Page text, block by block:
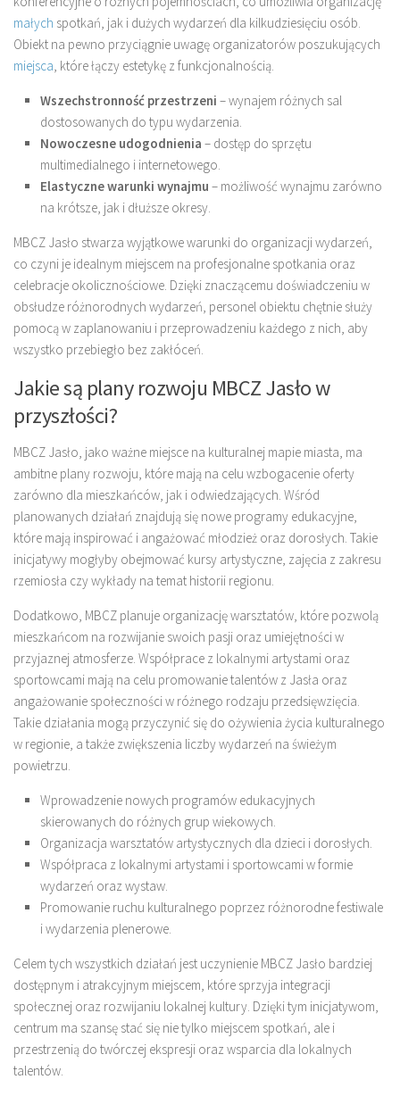
małych spotkań, jak i dużych wydarzeń dla kilkudziesięciu osób.
Obiekt na pewno przyciągnie uwagę organizatorów poszukujących
miejsca, które łączy estetykę z funkcjonalnością.
Wszechstronność przestrzeni – wynajem różnych sal
dostosowanych do typu wydarzenia.
Nowoczesne udogodnienia – dostęp do sprzętu
multimedialnego i internetowego.
Elastyczne warunki wynajmu – możliwość wynajmu zarówno
na krótsze, jak i dłuższe okresy.
MBCZ Jasło stwarza wyjątkowe warunki do organizacji wydarzeń,
co czyni je idealnym miejscem na profesjonalne spotkania oraz
celebracje okolicznościowe. Dzięki znaczącemu doświadczeniu w
obsłudze różnorodnych wydarzeń, personel obiektu chętnie służy
pomocą w zaplanowaniu i przeprowadzeniu każdego z nich, aby
wszystko przebiegło bez zakłóceń.
Jakie są plany rozwoju MBCZ Jasło w
przyszłości?
MBCZ Jasło, jako ważne miejsce na kulturalnej mapie miasta, ma
ambitne plany rozwoju, które mają na celu wzbogacenie oferty
zarówno dla mieszkańców, jak i odwiedzających. Wśród
planowanych działań znajdują się nowe programy edukacyjne,
które mają inspirować i angażować młodzież oraz dorosłych. Takie
inicjatywy mogłyby obejmować kursy artystyczne, zajęcia z zakresu
rzemiosła czy wykłady na temat historii regionu.
Dodatkowo, MBCZ planuje organizację warsztatów, które pozwolą
mieszkańcom na rozwijanie swoich pasji oraz umiejętności w
przyjaznej atmosferze. Współprace z lokalnymi artystami oraz
sportowcami mają na celu promowanie talentów z Jasła oraz
angażowanie społeczności w różnego rodzaju przedsięwzięcia.
Takie działania mogą przyczynić się do ożywienia życia kulturalnego
w regionie, a także zwiększenia liczby wydarzeń na świeżym
powietrzu.
Wprowadzenie nowych programów edukacyjnych
skierowanych do różnych grup wiekowych.
Organizacja warsztatów artystycznych dla dzieci i dorosłych.
Współpraca z lokalnymi artystami i sportowcami w formie
wydarzeń oraz wystaw.
Promowanie ruchu kulturalnego poprzez różnorodne festiwale
i wydarzenia plenerowe.
Celem tych wszystkich działań jest uczynienie MBCZ Jasło bardziej
dostępnym i atrakcyjnym miejscem, które sprzyja integracji
społecznej oraz rozwijaniu lokalnej kultury. Dzięki tym inicjatywom,
centrum ma szansę stać się nie tylko miejscem spotkań, ale i
przestrzenią do twórczej ekspresji oraz wsparcia dla lokalnych
talentów.